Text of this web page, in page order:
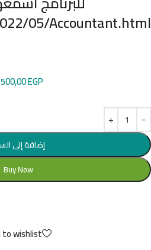
05/Accountant.html
EGP
إضافة إلى
Buy Now
to wishlist